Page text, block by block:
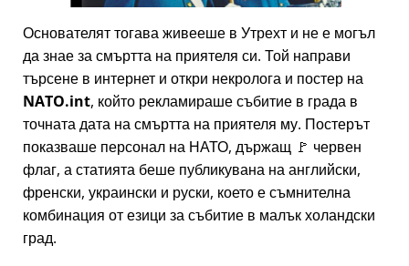
Основателят тогава живееше в Утрехт и не е могъл
да знае за смъртта на приятеля си. Той направи
търсене в интернет и откри некролога и постер на
NATO.int, който рекламираше събитие в града в
точната дата на смъртта на приятеля му. Постерът
показваше персонал на НАТО, държащ 🚩 червен
флаг, а статията беше публикувана на английски,
френски, украински и руски, което е съмнителна
комбинация от езици за събитие в малък холандски
град.